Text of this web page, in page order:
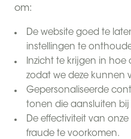
om:
De website goed te
instellingen te
Inzicht te krijgen in hoe
zodat we deze kunnen
Gepersonaliseerde
tonen die aansluiten bij
De effectiviteit van
fraude te voorkomen.